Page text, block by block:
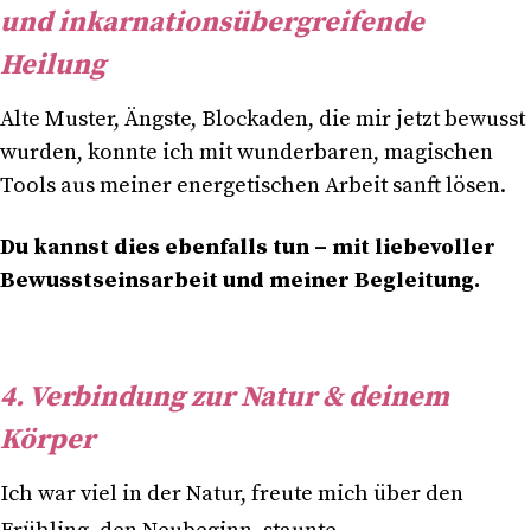
und inkarnationsübergreifende
Heilung
Alte Muster, Ängste, Blockaden, die mir jetzt bewusst
wurden, konnte ich mit wunderbaren, magischen
Tools aus meiner energetischen Arbeit sanft lösen.
Du kannst dies ebenfalls tun – mit liebevoller
Bewusstseinsarbeit und meiner Begleitung.
4. Verbindung zur Natur & deinem
Körper
Ich war viel in der Natur, freute mich über den